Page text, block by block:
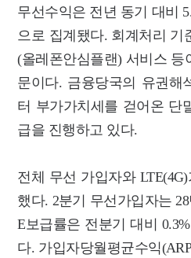
무선수익은 전년 동기 대비
으로 집계됐다. 회계처리 기
(올레폰안심플랜) 서비스 등
문이다. 금융당국의 유권해
터 부가가치세를 걷어온 단
급을 진행하고 있다.
전체 무선 가입자와
했다. 2분기 무선가입자는
E보급률은 전분기 대비
다. 가입자당월평균수익